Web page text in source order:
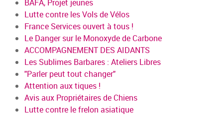
BAFA, Projet jeunes
Lutte contre les Vols de Vélos
France Services ouvert à tous !
Le Danger sur le Monoxyde de Carbone
ACCOMPAGNEMENT DES AIDANTS
Les Sublimes Barbares : Ateliers Libres
"Parler peut tout changer"
Attention aux tiques !
Avis aux Propriétaires de Chiens
Lutte contre le frelon asiatique